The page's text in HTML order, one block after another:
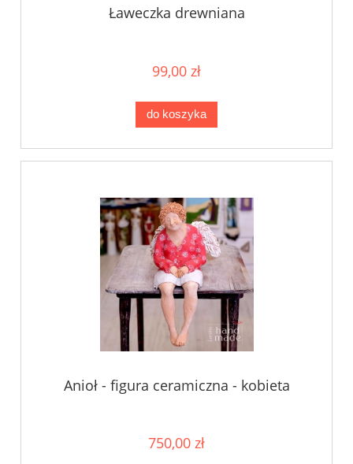
Ławeczka drewniana
99,00 zł
do koszyka
Anioł - figura ceramiczna - kobieta
750,00 zł